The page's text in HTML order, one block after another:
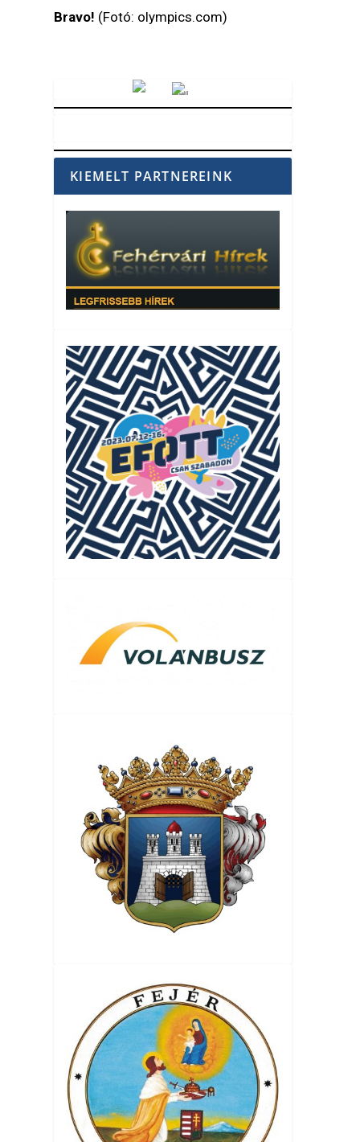
Bravo! (Fotó: olympics.com)
KIEMELT PARTNEREINK